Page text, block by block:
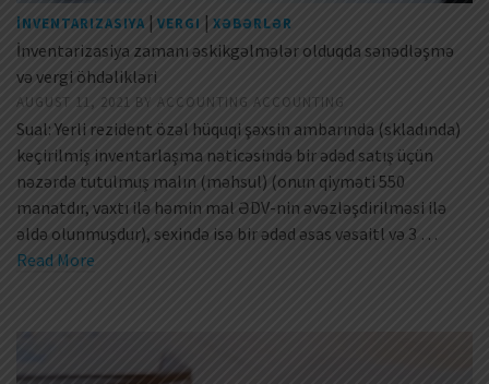
İNVENTARIZASIYA | VERGI | XƏBƏRLƏR
İnventarizasiya zamanı əskikgəlmələr olduqda sənədləşmə
və vergi öhdəlikləri
AUGUST 11, 2021 BY ACCOUNTING ACCOUNTING
Sual: Yerli rezident özəl hüquqi şəxsin ambarında (skladında)
keçirilmiş inventarlaşma nəticəsində bir ədəd satış üçün
nəzərdə tutulmuş malın (məhsul) (onun qiyməti 550
manatdır, vaxtı ilə həmin mal ƏDV-nin əvəzləşdirilməsi ilə
əldə olunmuşdur), sexində isə bir ədəd əsas vəsaitl və 3 …
Read More